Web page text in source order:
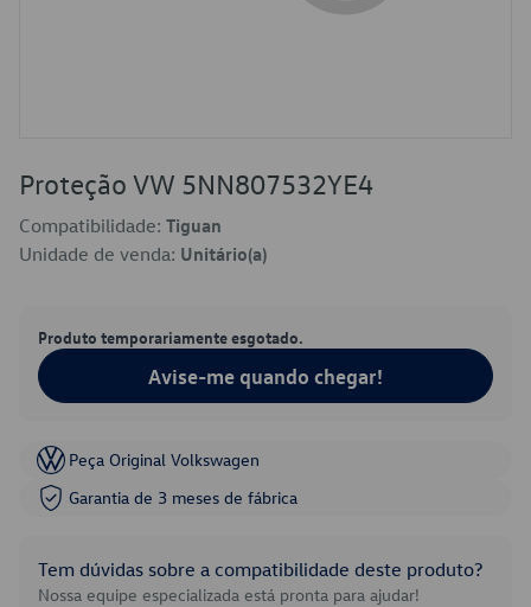
Proteção VW 5NN807532YE4
Compatibilidade: Tiguan
Unidade de venda: Unitário(a)
Produto temporariamente esgotado.
Avise-me quando chegar!
Peça Original Volkswagen
Garantia de 3 meses de fábrica
Tem dúvidas sobre a compatibilidade deste produto?
Nossa equipe especializada está pronta para ajudar!